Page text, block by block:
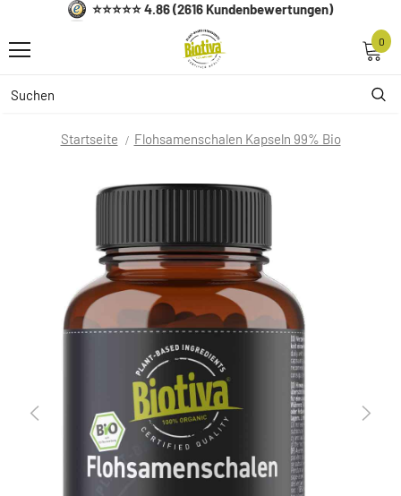
⭐⭐⭐⭐⭐ 4.86 (2616 Kundenbewertungen)
0
Startseite Flohsamenschalen Kapseln 99% Bio